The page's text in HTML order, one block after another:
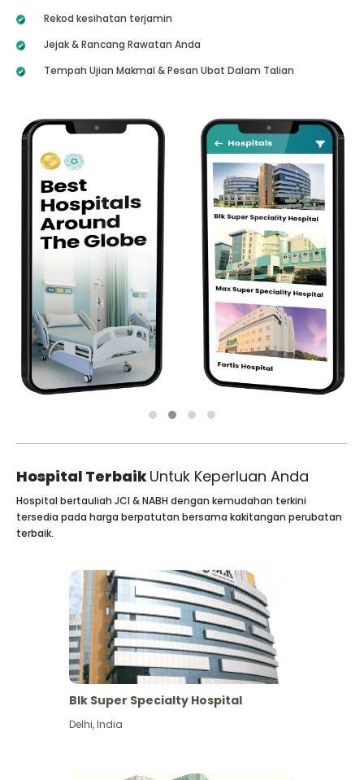
Rekod kesihatan terjamin
Jejak & Rancang Rawatan Anda
Tempah Ujian Makmal & Pesan Ubat Dalam Talian
Hospital TerbaikUntuk Keperluan Anda
Hospital bertauliah JCI & NABH dengan kemudahan terkini
tersedia pada harga berpatutan bersama kakitangan perubatan
terbaik.
Blk Super Specialty Hospital
Delhi,India